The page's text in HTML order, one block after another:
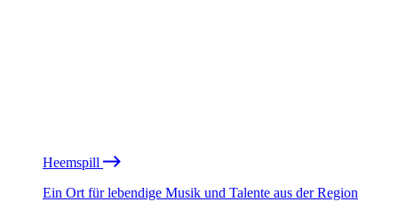
Heemspill
Ein Ort für lebendige Musik und Talente aus der Region